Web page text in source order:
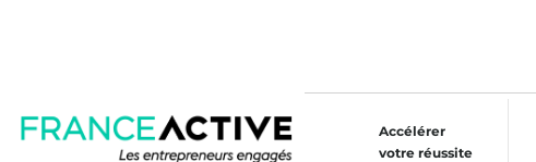
Accélérer
votre réussite